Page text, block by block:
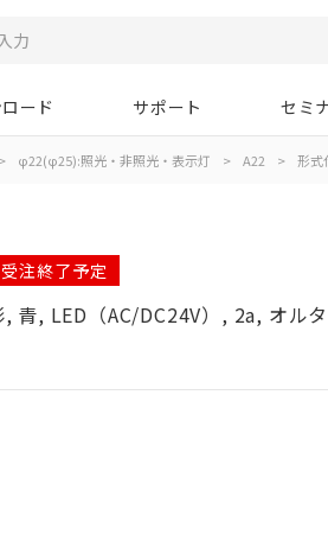
ード サポート セミ
> φ22(φ25):照光・非照光・表示灯 > A22 > 形式
注終了予定
, LED（AC/DC24V）, 2a, オル